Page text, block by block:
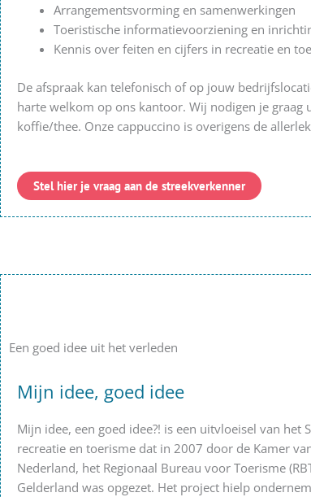
Arrangementsvorming en samenwerkingen
Toeristische informatievoorziening en
Kennis over feiten en cijfers in recreatie en
De afspraak kan telefonisch of op jouw
harte welkom op ons kantoor. Wij nodigen je graag
koffie/thee. Onze cappuccino is overigens de
Stel hier je vraag aan de streekverkenner
Een goed idee uit het verleden
Mijn idee, goed idee
Mijn idee, een goed idee?! is een uitvloeisel van het
recreatie en toerisme dat in 2007 door de Kamer
Nederland, het Regionaal Bureau voor Toerisme
Gelderland was opgezet. Het project hielp